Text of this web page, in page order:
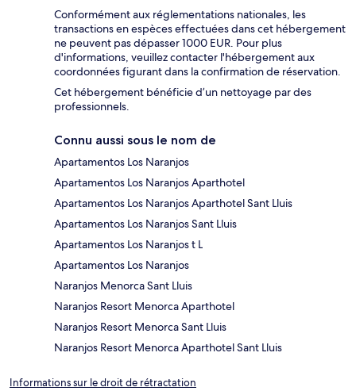
Conformément aux réglementations nationales, les
transactions en espèces effectuées dans cet hébergement
ne peuvent pas dépasser 1000 EUR. Pour plus
d'informations, veuillez contacter l'hébergement aux
coordonnées figurant dans la confirmation de réservation.
Cet hébergement bénéficie d’un nettoyage par des
professionnels.
Connu aussi sous le nom de
Apartamentos Los Naranjos
Apartamentos Los Naranjos Aparthotel
Apartamentos Los Naranjos Aparthotel Sant Lluis
Apartamentos Los Naranjos Sant Lluis
Apartamentos Los Naranjos t L
Apartamentos Los Naranjos
Naranjos Menorca Sant Lluis
Naranjos Resort Menorca Aparthotel
Naranjos Resort Menorca Sant Lluis
Naranjos Resort Menorca Aparthotel Sant Lluis
Informations sur le droit de rétractation